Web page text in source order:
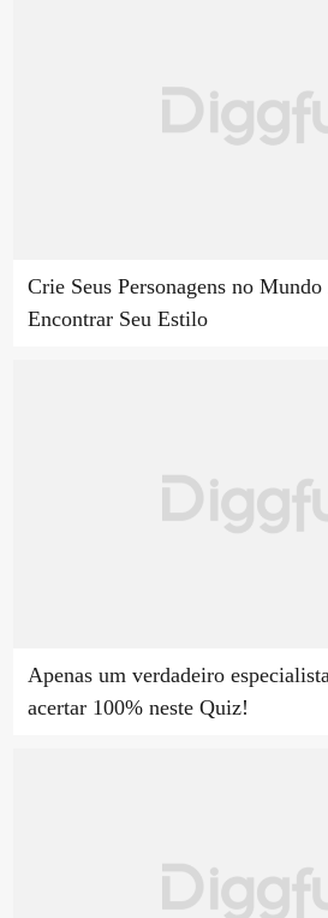
Crie Seus Personagens no
Encontrar Seu Estilo
Apenas um verdadeiro
acertar 100% neste Quiz!